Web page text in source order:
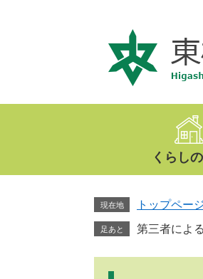
文
くらし
現在地 トップペー
足あと 第三者によ